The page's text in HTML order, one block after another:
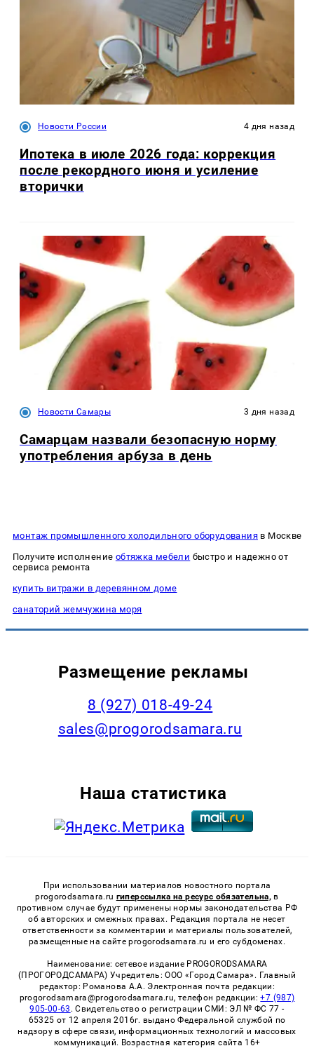
Новости России 4 дня назад
Ипотека в июле 2026 года: коррекция
после рекордного июня и усиление
вторички
Новости Самары 3 дня назад
Самарцам назвали безопасную норму
употребления арбуза в день
монтаж промышленного холодильного оборудованияв Москве
Получите исполнение обтяжка мебели быстро и надежно от
сервиса ремонта
купить витражи в деревянном доме
cанаторий жемчужина моря
Размещение рекламы
8 (927) 018-49-24
sales@progorodsamara.ru
Наша статистика
При использовании материалов новостного портала
progorodsamara.ru гиперссылка на ресурс обязательна, в
противном случае будут применены нормы законодательства РФ
об авторских и смежных правах. Редакция портала не несет
ответственности за комментарии и материалы пользователей,
размещенные на сайте progorodsamara.ru и его субдоменах.
Наименование: сетевое издание PROGORODSAMARA
(ПРОГОРОДСАМАРА) Учредитель: ООО «Город Самара». Главный
редактор: Романова А.А. Электронная почта редакции:
progorodsamara@progorodsamara.ru, телефон редакции:+7 (987)
905-00-63 . Свидетельство о регистрации СМИ: ЭЛ № ФС 77 -
65325 от 12 апреля 2016г. выдано Федеральной службой по
надзору в сфере связи, информационных технологий и массовых
коммуникаций. Возрастная категория сайта 16+